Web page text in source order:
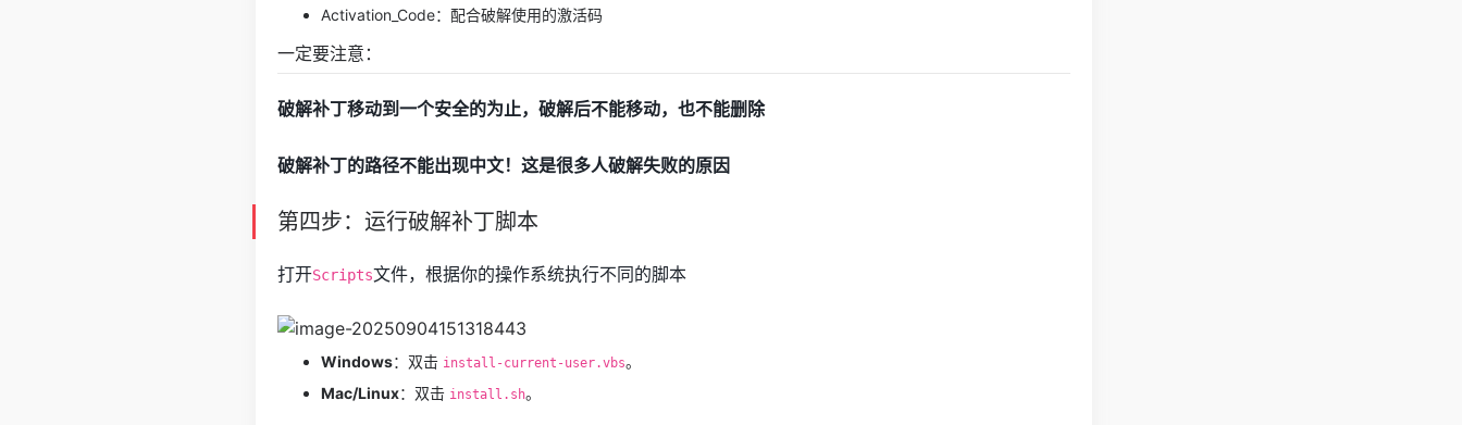
Activation_Code：配合破解使用的激活码
一定要注意：
破解补丁移动到一个安全的为止，破解后不能移动，也不能删除
破解补丁的路径不能出现中文！这是很多人破解失败的原因
第四步：运行破解补丁脚本
打开Scripts文件，根据你的操作系统执行不同的脚本
Windows：双击 install-current-user.vbs。
Mac/Linux：双击 install.sh。